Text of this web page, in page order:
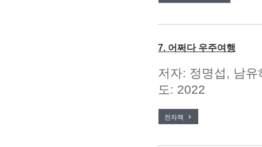
7. 어쩌다 우주여행
저자: 정명섭, 남
도: 2022
전자책